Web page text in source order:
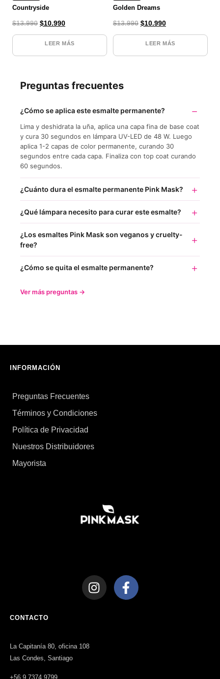
Countryside
$13.990 $10.990
LEER MÁS
Golden Dreams
$13.990 $10.990
LEER MÁS
Preguntas frecuentes
¿Cómo se aplica este esmalte permanente?
Lima y deshidrata la uña, aplica una capa fina de base coat
y cura 30 segundos en lámpara UV-LED de 48 W. Luego
aplica 1-2 capas de color permanente, curando 30
segundos entre cada capa. Finaliza con top coat curando
60 segundos.
¿Cuánto dura el esmalte permanente Pink Mask?
¿Qué lámpara necesito para curar este esmalte?
¿Los esmaltes Pink Mask son veganos y cruelty-
free?
¿Cómo se quita el esmalte permanente?
Ver más preguntas →
INFORMACIÓN
Preguntas Frecuentes
Términos y Condiciones
Política de Privacidad
Nuestros Distribuidores
Mayorista
CONTACTO
La Capitanía 80, oficina 108
Las Condes, Santiago
+56 9 7374 9799